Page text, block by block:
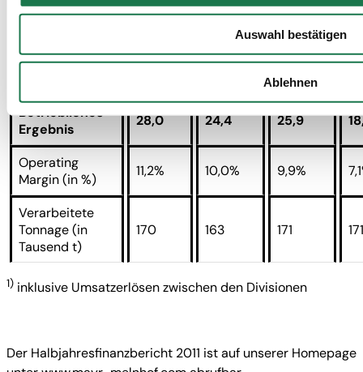
Auswahl bestätigen
Ablehnen
in Mio. EUR,
Q1/2010 Q2/2010 Q3/2010
260,5
Betriebliches
Ergebnis
28,0 24,4 25,9
Operating
Margin (in %)
11,2% 10,0% 9,9%
Verarbeitete
Tonnage (in
Tausend t)
170 163 171 171
1) inklusive Umsatzerlösen zwischen den Divisionen
Der Halbjahresfinanzbericht 2011 ist auf unserer Homepage